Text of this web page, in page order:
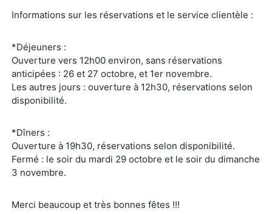
Informations sur les réservations et le service clientèle :
*Déjeuners :
Ouverture vers 12h00 environ, sans réservations
anticipées : 26 et 27 octobre, et 1er novembre.
Les autres jours : ouverture à 12h30, réservations selon
disponibilité.
*Dîners :
Ouverture à 19h30, réservations selon disponibilité.
Fermé : le soir du mardi 29 octobre et le soir du dimanche
3 novembre.
Merci beaucoup et très bonnes fêtes !!!